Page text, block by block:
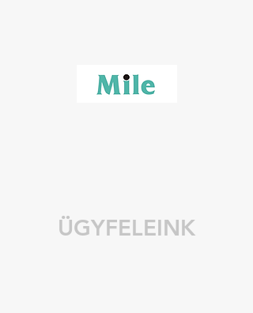
ÜGYFELEINK